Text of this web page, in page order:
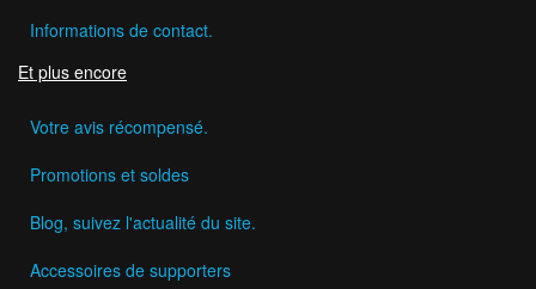
Informations de contact.
Et plus encore
Votre avis récompensé.
Promotions et soldes
Blog, suivez l'actualité du site.
Accessoires de supporters